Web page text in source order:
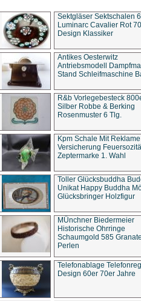
Sektgläser Sektschalen
Luminarc Cavalier Rot
Design Klassiker
Antikes Oesterwitz
Antriebsmodell
Stand Schleifmaschine
R&b Vorlegebesteck
Silber Robbe & Berking
Rosenmuster 6 Tlg.
Kpm Schale Mit Reklame
Versicherung
Zeptermarke 1. Wahl
Toller Glücksbuddha
Unikat Happy Buddha
Glücksbringer Holzfigur
MÜnchner Biedermeier
Historische Ohrringe
Schaumgold 585
Perlen
Telefonablage
Design 60er 70er Jahre